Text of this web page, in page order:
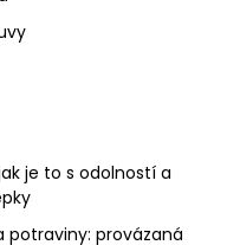
je to s odolností a
potraviny: provázaná